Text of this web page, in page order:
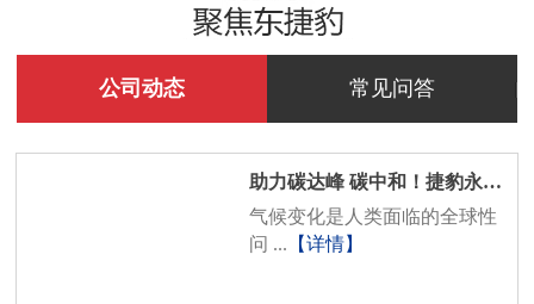
公司动态 常见问答
助力碳达峰 碳中和！捷豹永磁 ...
气候变化是人类面临的全球性
问 ... 【详情】